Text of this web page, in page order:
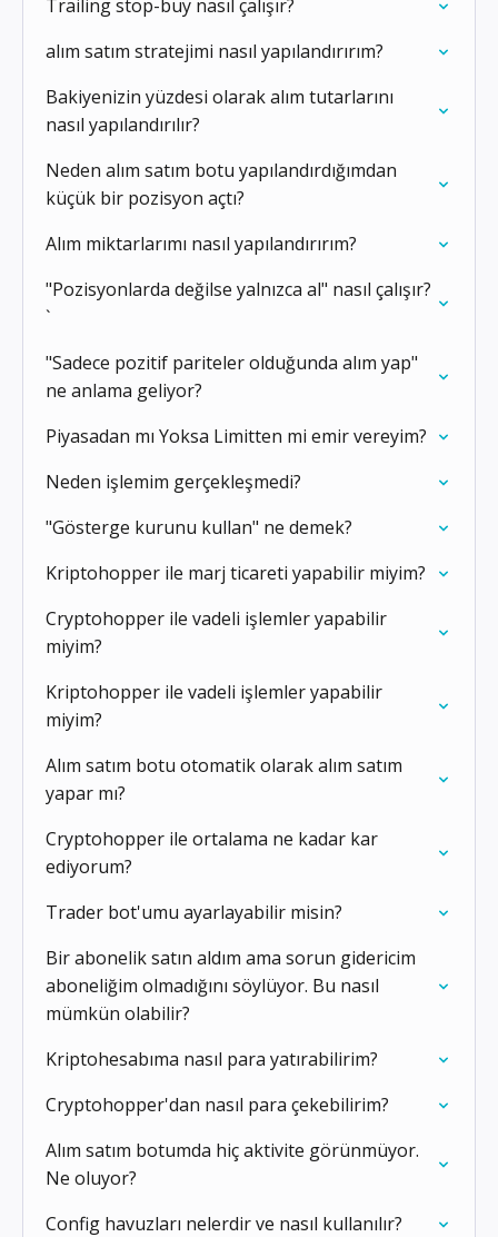
Trailing stop-buy nasıl çalışır?
alım satım stratejimi nasıl yapılandırırım?
Bakiyenizin yüzdesi olarak alım tutarlarını
nasıl yapılandırılır?
Neden alım satım botu yapılandırdığımdan
küçük bir pozisyon açtı?
Alım miktarlarımı nasıl yapılandırırım?
"Pozisyonlarda değilse yalnızca al" nasıl çalışır?
`
"Sadece pozitif pariteler olduğunda alım yap"
ne anlama geliyor?
Piyasadan mı Yoksa Limitten mi emir vereyim?
Neden işlemim gerçekleşmedi?
"Gösterge kurunu kullan" ne demek?
Kriptohopper ile marj ticareti yapabilir miyim?
Cryptohopper ile vadeli işlemler yapabilir
miyim?
Kriptohopper ile vadeli işlemler yapabilir
miyim?
Alım satım botu otomatik olarak alım satım
yapar mı?
Cryptohopper ile ortalama ne kadar kar
ediyorum?
Trader bot'umu ayarlayabilir misin?
Bir abonelik satın aldım ama sorun gidericim
aboneliğim olmadığını söylüyor. Bu nasıl
mümkün olabilir?
Kriptohesabıma nasıl para yatırabilirim?
Cryptohopper'dan nasıl para çekebilirim?
Alım satım botumda hiç aktivite görünmüyor.
Ne oluyor?
Config havuzları nelerdir ve nasıl kullanılır?